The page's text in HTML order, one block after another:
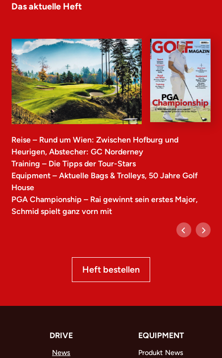
Das aktuelle Heft
Reise – Rund um Wien: Zwischen Hofburg und
Heurigen, Abstecher: GC Norderney
Training – Die Tipps der Tour-Stars
Equipment – Aktuelle Bags & Trolleys, 50 Jahre Golf
House
PGA Championship – Rai gewinnt sein erstes Major,
Schmid spielt ganz vorn mit
Heft bestellen
DRIVE
News
EQUIPMENT
Produkt News